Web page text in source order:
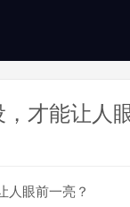
才能让人
人眼前一亮？